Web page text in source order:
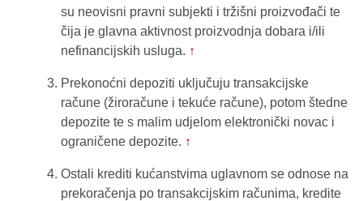
su neovisni pravni subjekti i tržišni proizvođači te
čija je glavna aktivnost proizvodnja dobara i/ili
nefinancijskih usluga. ↑
Prekonoćni depoziti uključuju transakcijske
račune (žiroračune i tekuće račune), potom štedne
depozite te s malim udjelom elektronički novac i
ograničene depozite. ↑
Ostali krediti kućanstvima uglavnom se odnose na
prekoračenja po transakcijskim računima, kredite